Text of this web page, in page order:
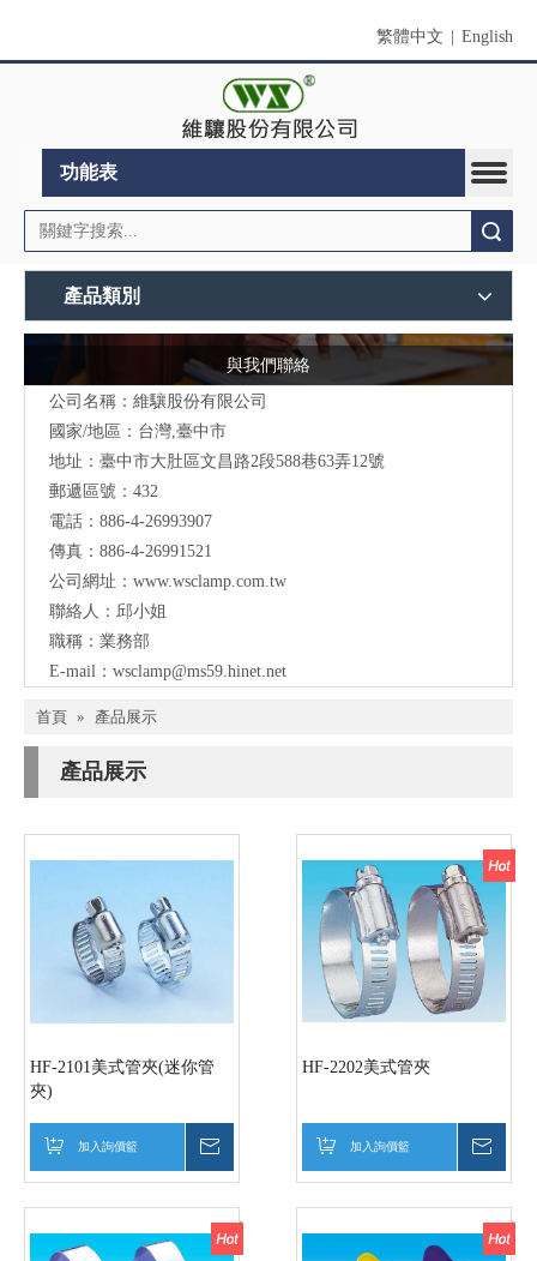
繁體中文 English
功能表
產品類別
與我們聯絡
公司名稱：維驤股份有限公司
國家/地區：台灣,臺中市
地址：臺中市大肚區文昌路2段588巷63弄12號
郵遞區號：432
電話：886-4-26993907
傳真：886-4-26991521
公司網址： www.wsclamp.com.tw
聯絡人：邱小姐
職稱：業務部
E-mail： wsclamp@ms59.hinet.net
首頁 » 產品展示
產品展示
HF-2101美式管夾(迷你管
夾)
加入詢價籃
HF-2202美式管夾
加入詢價籃